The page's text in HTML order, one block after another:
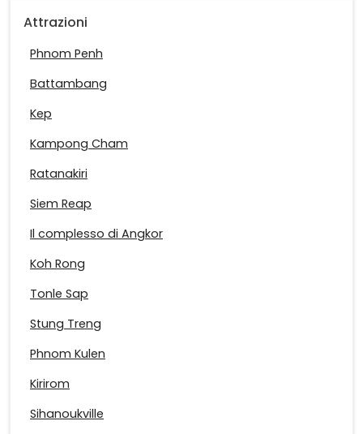
Attrazioni
Phnom Penh
Battambang
Kep
Kampong Cham
Ratanakiri
Siem Reap
Il complesso di Angkor
Koh Rong
Tonle Sap
Stung Treng
Phnom Kulen
Kirirom
Sihanoukville